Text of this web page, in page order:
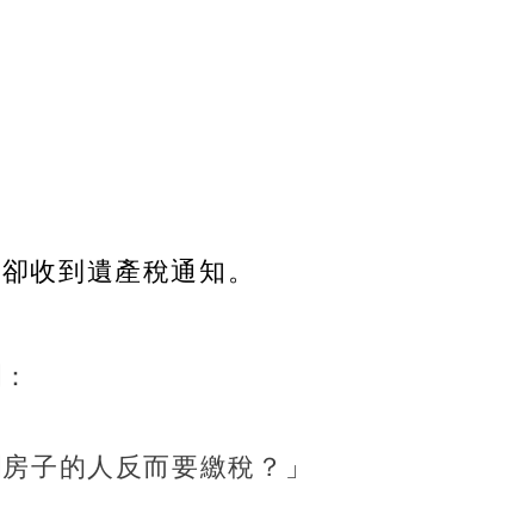
收到遺產稅通知。
子的人反而要繳稅？」